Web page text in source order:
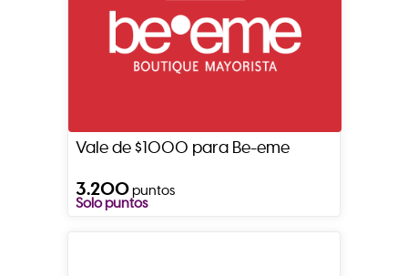
Vale de $1000 para Be-eme
3.200puntos
Solo puntos